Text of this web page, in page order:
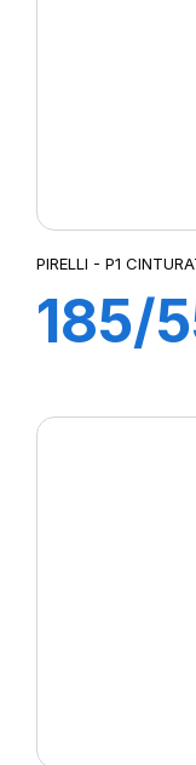
PIRELLI - P1
185/